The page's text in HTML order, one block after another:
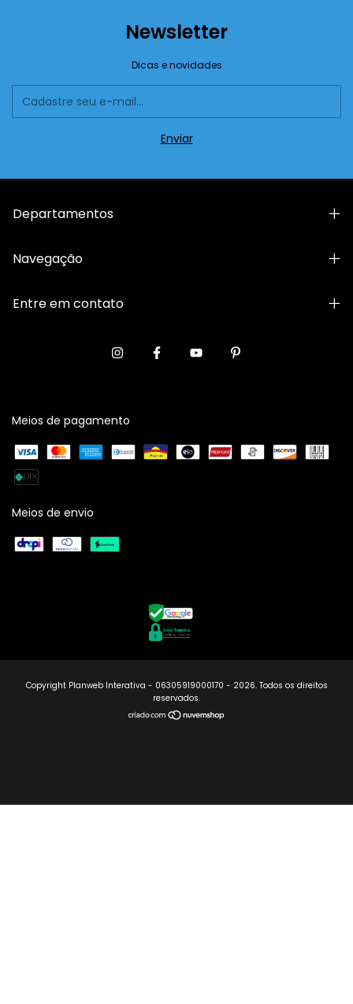
Newsletter
Dicas e novidades
Departamentos
Navegação
Entre em contato
Meios de pagamento
Meios de envio
Copyright Planweb Interativa - 06305919000170 - 2026. Todos os direitos
reservados.